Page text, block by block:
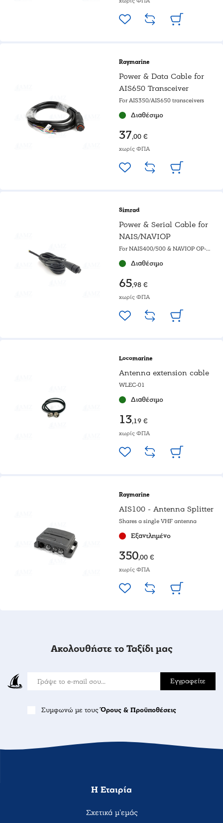
Raymarine
Power & Data Cable for
AIS650 Transceiver
For AIS350/AIS650 transceivers
Διαθέσιμο
37,00 €
χωρίς ΦΠΑ
Simrad
Power & Serial Cable for
NAIS/NAVIOP
For NAIS400/500 & NAVIOP OP-
Διαθέσιμο
65,98 €
χωρίς ΦΠΑ
Locomarine
Antenna extension cable
WLEC-01
Διαθέσιμο
13,19 €
χωρίς ΦΠΑ
Raymarine
AIS100 - Antenna Splitter
Shares a single VHF antenna
Εξαντλημένο
350,00 €
χωρίς ΦΠΑ
Ακολουθήστε το Ταξίδι μας
Εγγραφείτε
Συμφωνώ με τουςΌρους & Προϋποθέσεις
Η Εταιρία
Σχετικά μ'εμάς